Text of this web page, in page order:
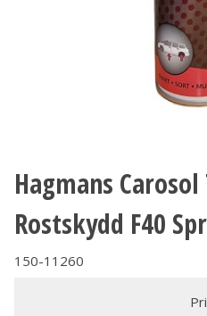
Hagmans
Rostskydd F40
150-11260